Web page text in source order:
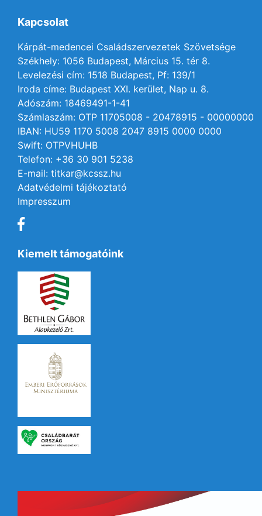
Kapcsolat
Kárpát-medencei Családszervezetek Szövetsége
Székhely: 1056 Budapest, Március 15. tér 8.
Levelezési cím: 1518 Budapest, Pf: 139/1
Iroda címe: Budapest XXI. kerület, Nap u. 8.
Adószám: 18469491-1-41
Számlaszám: OTP 11705008 - 20478915 - 00000000
IBAN: HU59 1170 5008 2047 8915 0000 0000
Swift: OTPVHUHB
Telefon: +36 30 901 5238
E-mail: titkar@kcssz.hu
Adatvédelmi tájékoztató
Impresszum
Kiemelt támogatóink